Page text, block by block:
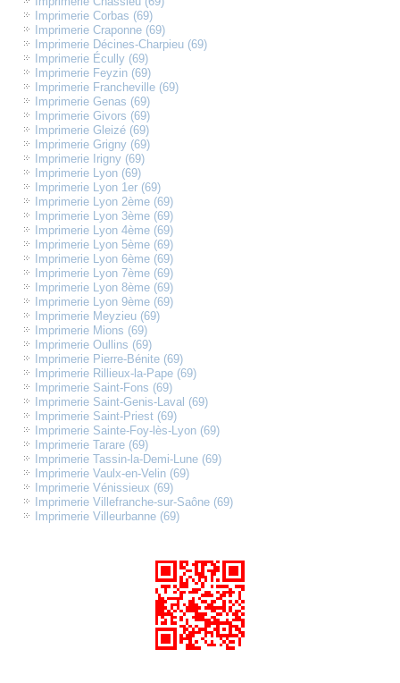
Imprimerie Corbas (69)
Imprimerie Craponne (69)
Imprimerie Décines-Charpieu (69)
Imprimerie Écully (69)
Imprimerie Feyzin (69)
Imprimerie Francheville (69)
Imprimerie Genas (69)
Imprimerie Givors (69)
Imprimerie Gleizé (69)
Imprimerie Grigny (69)
Imprimerie Irigny (69)
Imprimerie Lyon (69)
Imprimerie Lyon 1er (69)
Imprimerie Lyon 2ème (69)
Imprimerie Lyon 3ème (69)
Imprimerie Lyon 4ème (69)
Imprimerie Lyon 5ème (69)
Imprimerie Lyon 6ème (69)
Imprimerie Lyon 7ème (69)
Imprimerie Lyon 8ème (69)
Imprimerie Lyon 9ème (69)
Imprimerie Meyzieu (69)
Imprimerie Mions (69)
Imprimerie Oullins (69)
Imprimerie Pierre-Bénite (69)
Imprimerie Rillieux-la-Pape (69)
Imprimerie Saint-Fons (69)
Imprimerie Saint-Genis-Laval (69)
Imprimerie Saint-Priest (69)
Imprimerie Sainte-Foy-lès-Lyon (69)
Imprimerie Tarare (69)
Imprimerie Tassin-la-Demi-Lune (69)
Imprimerie Vaulx-en-Velin (69)
Imprimerie Vénissieux (69)
Imprimerie Villefranche-sur-Saône (69)
Imprimerie Villeurbanne (69)